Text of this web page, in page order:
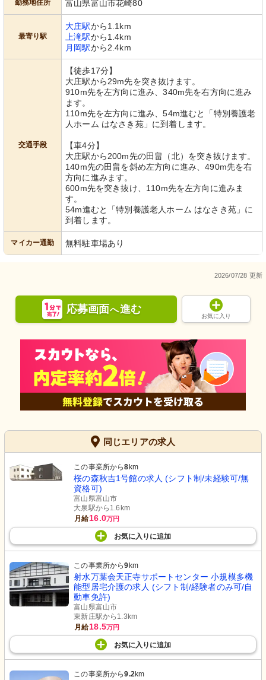
勤務地住所 富山県富山市花崎80
最寄り駅
大庄駅から1.1km
上滝駅から1.4km
月岡駅から2.4km
交通手段
【徒歩17分】
大庄駅から29m先を突き抜けます。
910m先を左方向に進み、340m先を右方向に進み
ます。
110m先を左方向に進み、54m進むと「特別養護老
人ホーム はなさき苑」に到着します。
【車4分】
大庄駅から200m先の田畠（北）を突き抜けます。
140m先の田畠を斜め左方向に進み、490m先を右
方向に進みます。
600m先を突き抜け、110m先を左方向に進みま
す。
54m進むと「特別養護老人ホーム はなさき苑」に
到着します。
マイカー通勤 無料駐車場あり
2026/07/28 更新
応募画面へ進む
お気に入り
同じエリアの求人
この事業所から8 km
桜の森秋吉1号館の求人 (シフト制/未経験可/無
資格可)
富山県富山市
大泉駅から1.6km
月給16.0万円
お気に入り に追加
この事業所から9 km
射水万葉会天正寺サポートセンター 小規模多機
能型居宅介護の求人 (シフト制/経験者のみ可/自
動車免許)
富山県富山市
東新庄駅から1.3km
月給18.5万円
お気に入り に追加
この事業所から9.2km